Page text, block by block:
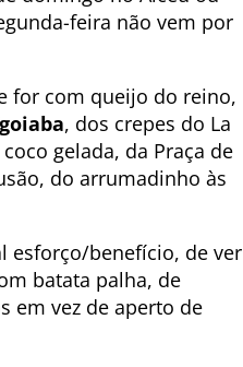
feira não vem por
for com queijo do reino,
, dos crepes do La
gelada, da Praça de
do arrumadinho às
esforço/benefício, de ver
batata palha, de
em vez de aperto de